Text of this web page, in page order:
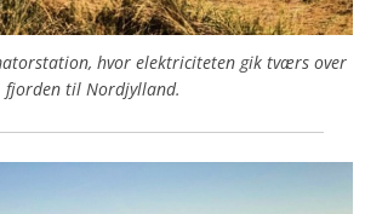
hvor elektriciteten gik tværs over
fjorden til Nordjylland.